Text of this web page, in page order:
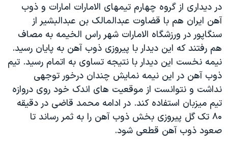
در دیداری از گروه چهارم تیمهای الامارات امارات و ذوب
آهن ایران هم با قضاوت عبدالمالک بن عبدالبشیر از
سنگاپور در ورزشگاه الامارات شهر راس الخیمه به مصاف
هم رفتند که این دیدار با پیروزی ذوب آهن به پایان رسید.
نیمه نخست این دیدار با نتیجه تساوی به اتمام رسید. تیم
ذوب آهن در این نیمه نمایش چندان درخور توجهی
نداشت و نتوانست از موقعیت های اندک خود روی دروازه
تیم میزبان استفاده کند. در ادامه محمد قاضی در دقیقه
۸۰ تک گل پیروزی بخش ذوب آهن را به ثمر رساند تا
صعود ذوب آهن قطعی شود.